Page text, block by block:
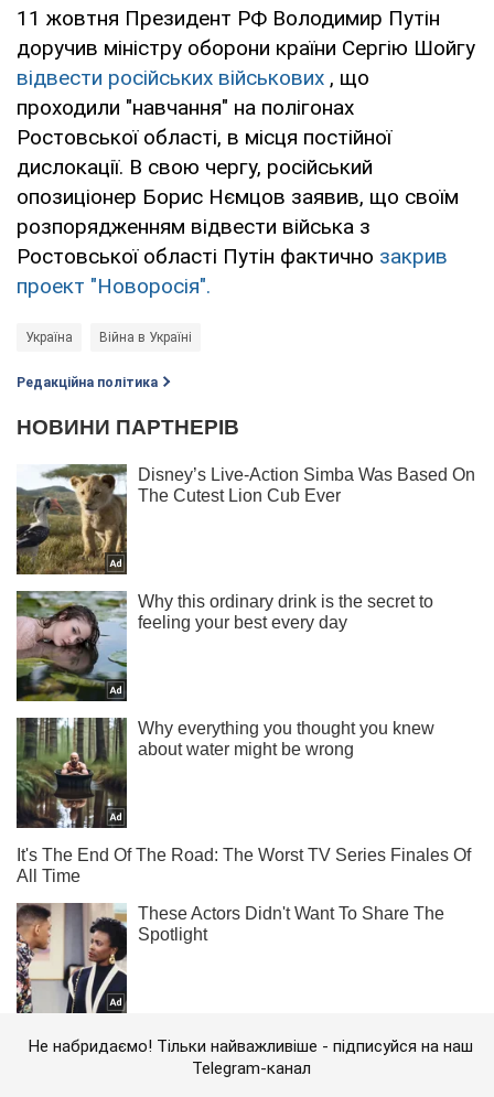
11 жовтня Президент РФ Володимир Путін
доручив міністру оборони країни Сергію Шойгу
відвести російських військових , що
проходили "навчання" на полігонах
Ростовської області, в місця постійної
дислокації. В свою чергу, російський
опозиціонер Борис Нємцов заявив, що своїм
розпорядженням відвести війська з
Ростовської області Путін фактично закрив
проект "Новоросія".
Україна Війна в Україні
Редакційна політика
Не набридаємо! Тільки найважливіше - підписуйся на наш
Telegram-канал